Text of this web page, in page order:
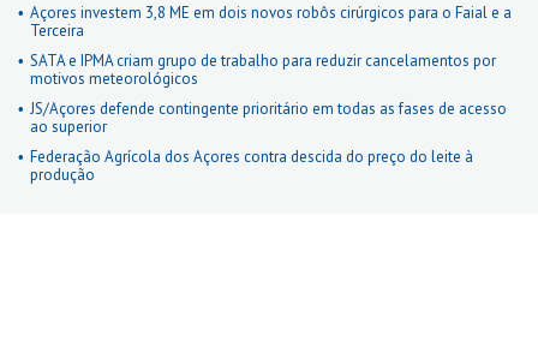
Açores investem 3,8 ME em dois novos robôs cirúrgicos para o Faial e a
Terceira
SATA e IPMA criam grupo de trabalho para reduzir cancelamentos por
motivos meteorológicos
JS/Açores defende contingente prioritário em todas as fases de acesso
ao superior
Federação Agrícola dos Açores contra descida do preço do leite à
produção